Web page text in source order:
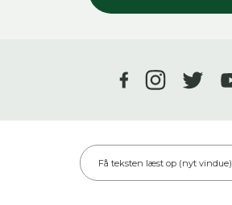
Få teksten læst op (nyt vindue)